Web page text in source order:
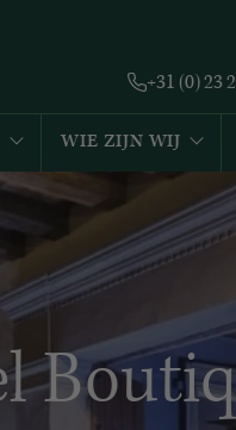
+31 (0) 23
WIE ZIJN WIJ